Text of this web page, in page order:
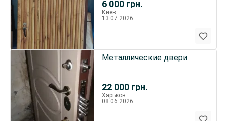
6 000 грн.
Киев
13.07.2026
22 000 грн.
Металлические двери
Харьков
08.06.2026